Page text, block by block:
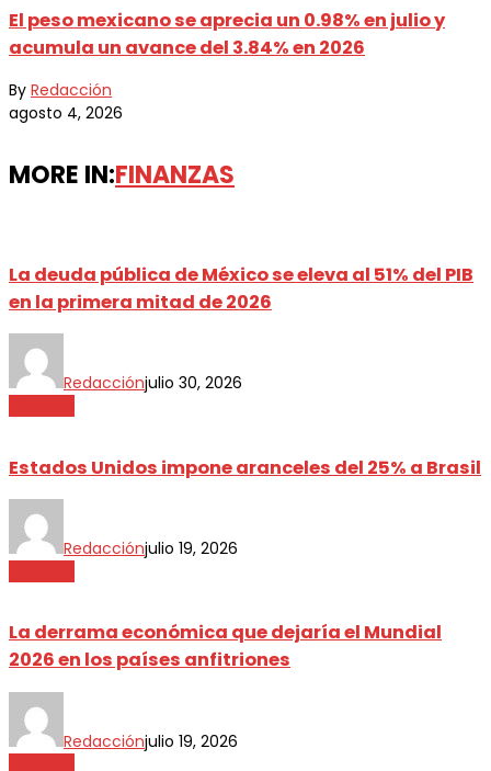
El peso mexicano se aprecia un 0.98% en julio y
acumula un avance del 3.84% en 2026
By Redacción
agosto 4, 2026
MORE IN:FINANZAS
La deuda pública de México se eleva al 51% del PIB
en la primera mitad de 2026
Redacciónjulio 30, 2026
Estados Unidos impone aranceles del 25% a Brasil
Redacciónjulio 19, 2026
La derrama económica que dejaría el Mundial
2026 en los países anfitriones
Redacciónjulio 19, 2026